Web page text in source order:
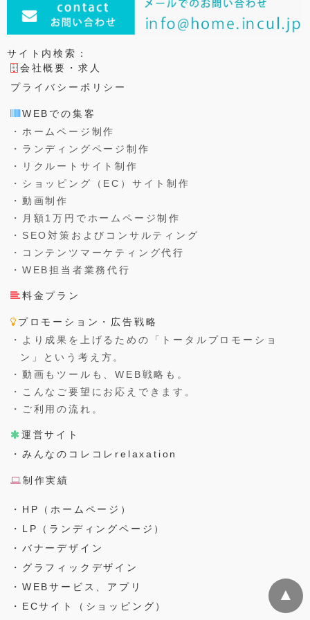
▲
サイト内検索：
会社概要・求人
プライバシーポリシー
WEBでの集客
・ホームページ制作
・ランディングページ制作
・リクルートサイト制作
・ショッピング（EC）サイト制作
・動画制作
・月額1万円でホームページ制作
・SEO対策およびコンサルティング
・コンテンツマーケティング代行
・WEB担当者業務代行
料金プラン
プロモーション・広告戦略
・より成果を上げるための「トータルプロモーショ
ン」という考え方。
・動画もツールも、WEB戦略も。
・こんなご要望にお応えできます。
・ご利用の流れ。
運営サイト
・みんなのコレコレrelaxation
制作実績
・HP（ホームページ）
・LP（ランディングページ）
・バナーデザイン
・グラフィックデザイン
・WEBサービス、アプリ
・ECサイト（ショッピング）